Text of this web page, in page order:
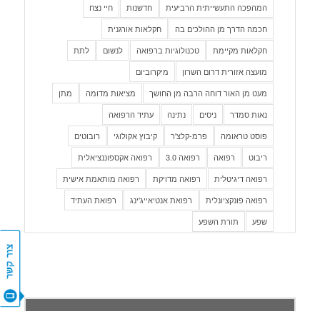
המהפכה התעשייתית הרביעית
חדשנות
חיי נצח
חכמה הדרך מן ההולכים בה
חקלאות אורגנית
חקלאות מקיימת
טכנולוגיות ברפואה לנשום
לתת
מועצה אזורית דרום השרון
מיקרוביום
מעט מן האור דוחה הרבה מן החושך
מציאות מדומה
מתן
נאות סמדר
ניסים נתינה
עתיד הרפואה
פוסט טראומה
פרמ-קלצ'ר קיבוץ אקולוגי
רובוטים
ריבוט
רפואה רפואה 3.0
רפואה אקספוננציאלית
רפואה דיגיטלית
רפואה מדויקת
רפואה מותאמת אישית
רפואה פונקציונלית
רפואת אנטיאייג'ינג
רפואת העתיד
שפע
תורת השפע
צור קשר